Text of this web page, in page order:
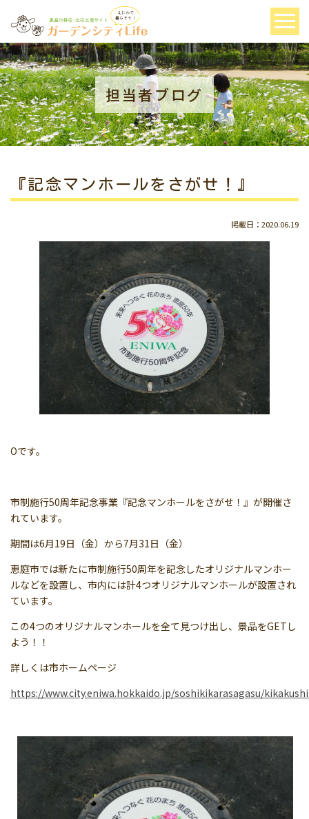
担当者ブログ
『記念マンホールをさがせ！』
掲載日：2020.06.19
Oです。
市制施行50周年記念事業『記念マンホールをさがせ！』が開催さ
れています。
期間は6月19日（金）から7月31日（金）
恵庭市では新たに市制施行50周年を記念したオリジナルマンホー
ルなどを設置し、市内には計4つオリジナルマンホールが設置され
ています。
この4つのオリジナルマンホールを全て見つけ出し、景品をGETし
よう！！
詳しくは市ホームページ
https://www.city.eniwa.hokkaido.jp/soshikikarasagasu/